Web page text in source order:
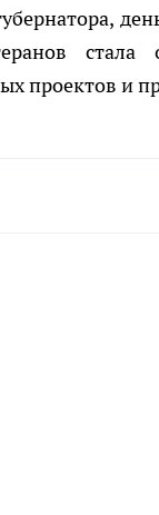
стала
проектов и